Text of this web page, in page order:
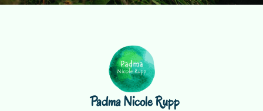
Padma Nicole Rupp